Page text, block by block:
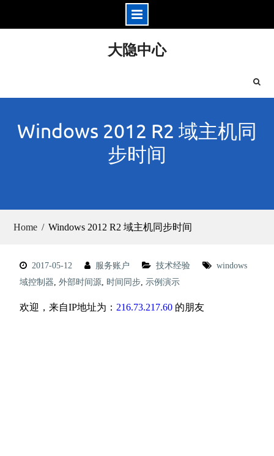
大隐中心
Windows 2012 R2 域主机同
步时间
Home Windows 2012 R2 域主机同步时间
2017-05-12 服务账户 技术经验
windows
域控制器, 外部时间源, 时间同步, 示例演示
欢迎，来自IP地址为： 216.73.217.60的朋友